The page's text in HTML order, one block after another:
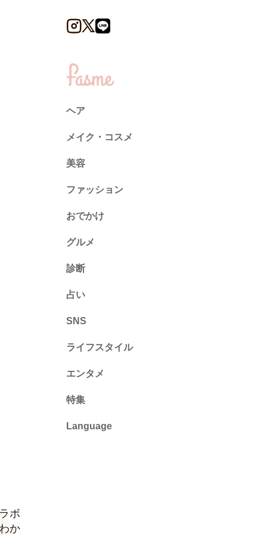
ボ
か
ヘア
メイク・コスメ
美容
ファッション
トレンド
ネイル
おでかけ
グルメ
診断
診断
占い
心理テスト
SNS
ライフスタイル
推し活
カルチャー・暮らし
エンタメ
特集
Language